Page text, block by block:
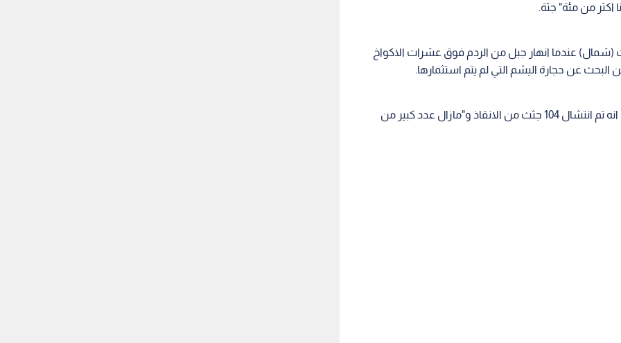
اكثر من مئة" جثة.
عندما انهار جبل من الردم فوق عشرات الاكواخ
عن حجارة اليشم التي لم يتم استثمارها.
وذكرت صحيفة غلوبال نيو لايت اوف ميانمار الرسمية انه تم انتشال 104 جثث من الانقاذ و"مازال عدد كبير من